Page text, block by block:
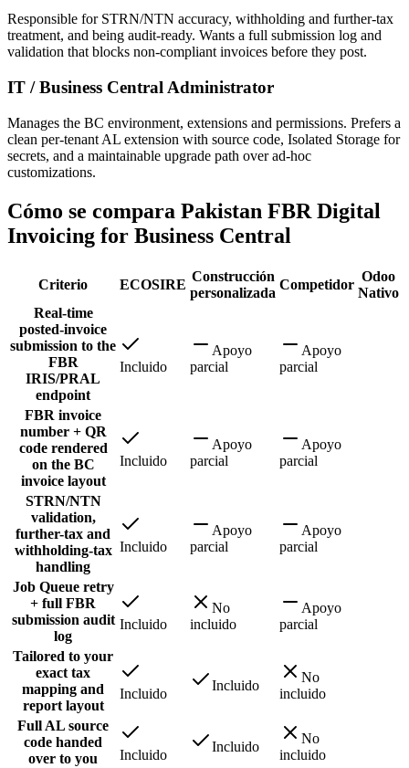
Responsible for STRN/NTN accuracy, withholding and further-tax
treatment, and being audit-ready. Wants a full submission log and
validation that blocks non-compliant invoices before they post.
IT / Business Central Administrator
Manages the BC environment, extensions and permissions. Prefers a
clean per-tenant AL extension with source code, Isolated Storage for
secrets, and a maintainable upgrade path over ad-hoc
customizations.
Cómo se compara Pakistan FBR Digital
Invoicing for Business Central
Criterio ECOSIRE
Construcción
personalizada
Competidor
Odoo
Nativo
Real-time
posted-invoice
submission to the
FBR
IRIS/PRAL
endpoint
Incluido
Apoyo
parcial
Apoyo
parcial
FBR invoice
number + QR
code rendered
on the BC
invoice layout
Incluido
Apoyo
parcial
Apoyo
parcial
STRN/NTN
validation,
further-tax and
withholding-tax
handling
Incluido
Apoyo
parcial
Apoyo
parcial
Job Queue retry
+ full FBR
submission audit
log
Incluido
No
incluido
Apoyo
parcial
Tailored to your
exact tax
mapping and
report layout
Incluido
Incluido
No
incluido
Full AL source
code handed
over to you
Incluido
Incluido
No
incluido